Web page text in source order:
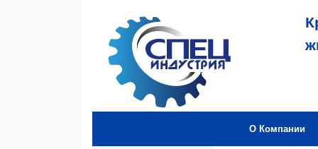
О Компании